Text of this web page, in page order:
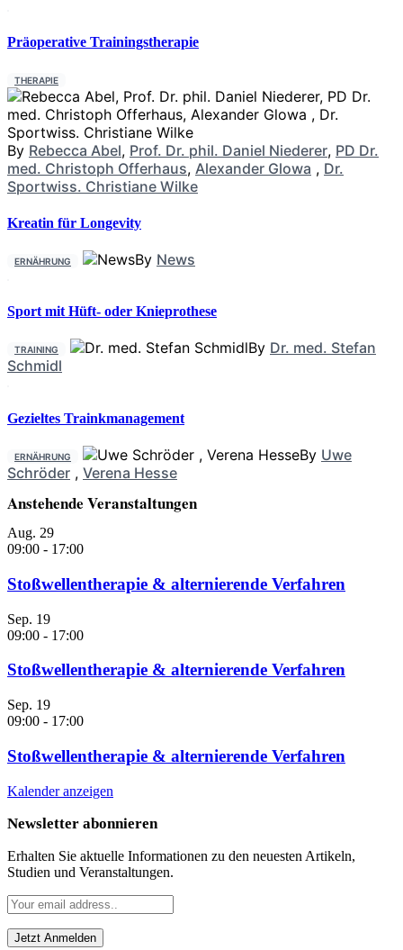
Präoperative Trainingstherapie
THERAPIE
By Rebecca Abel, Prof. Dr. phil. Daniel Niederer, PD Dr.
med. Christoph Offerhaus, Alexander Glowa , Dr.
Sportwiss. Christiane Wilke
Kreatin für Longevity
ERNÄHRUNG By News
Sport mit Hüft- oder Knieprothese
TRAINING By Dr. med. Stefan
Schmidl
Gezieltes Trainkmanagement
ERNÄHRUNG By Uwe
Schröder , Verena Hesse
Anstehende Veranstaltungen
Aug. 29
09:00 - 17:00
Stoßwellentherapie & alternierende Verfahren
Sep. 19
09:00 - 17:00
Stoßwellentherapie & alternierende Verfahren
Sep. 19
09:00 - 17:00
Stoßwellentherapie & alternierende Verfahren
Kalender anzeigen
Newsletter abonnieren
Erhalten Sie aktuelle Informationen zu den neuesten Artikeln,
Studien und Veranstaltungen.